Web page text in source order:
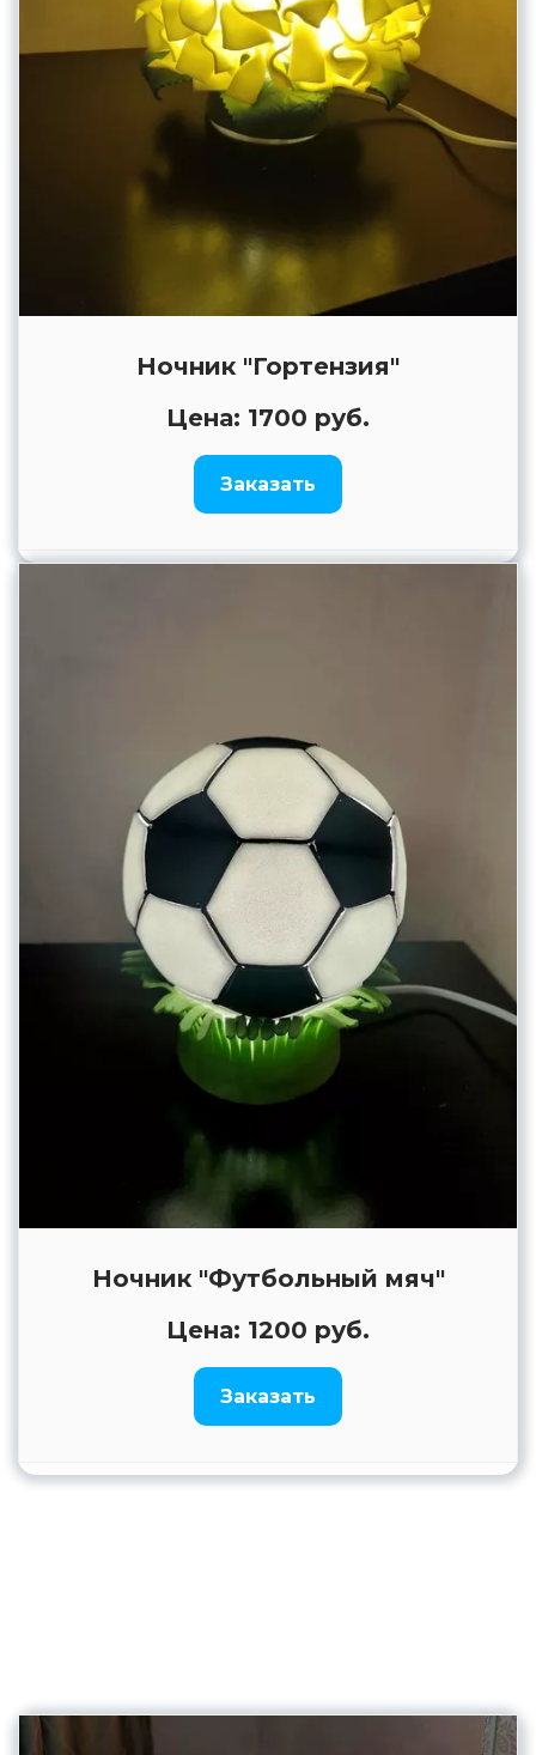
Ночник "Гортензия"
Цена: 1700 руб.
Заказать
Ночник "Футбольный мяч"
Цена: 1200 руб.
Заказать